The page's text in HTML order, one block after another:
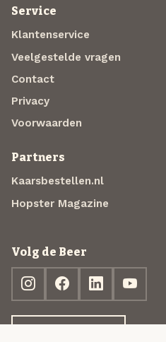
Service
Klantenservice
Veelgestelde vragen
Contact
Privacy
Voorwaarden
Partners
Kaarsbestellen.nl
Hopster Magazine
Volg de Beer